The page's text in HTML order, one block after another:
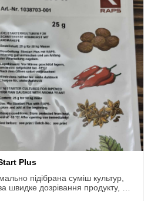
Plus
підібрана суміш культур,
швидке дозрівання продукту, а